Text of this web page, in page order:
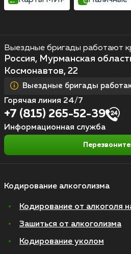
Кодирование алкоголизма
Кодирование от алкоголя
Зашиться от алкоголизма
Кодирование уколом
Выездные бригады работают
Россия, Мурманская
Космонавтов, 22
Выездные бригады
Горячая линия 24/7
+7 (815) 265-52-39
Информационная служба